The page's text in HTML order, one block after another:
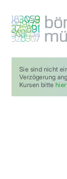
Sie sind nicht
Verzögerung
Kursen bittehier